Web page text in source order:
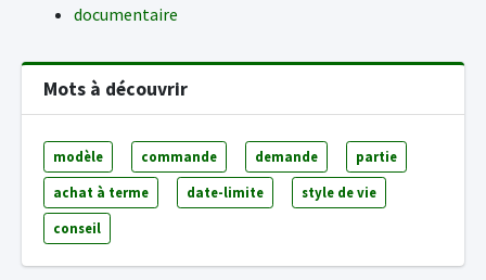
documentaire
Mots à découvrir
modèle commande demande partie
achat à terme date-limite style de vie
conseil